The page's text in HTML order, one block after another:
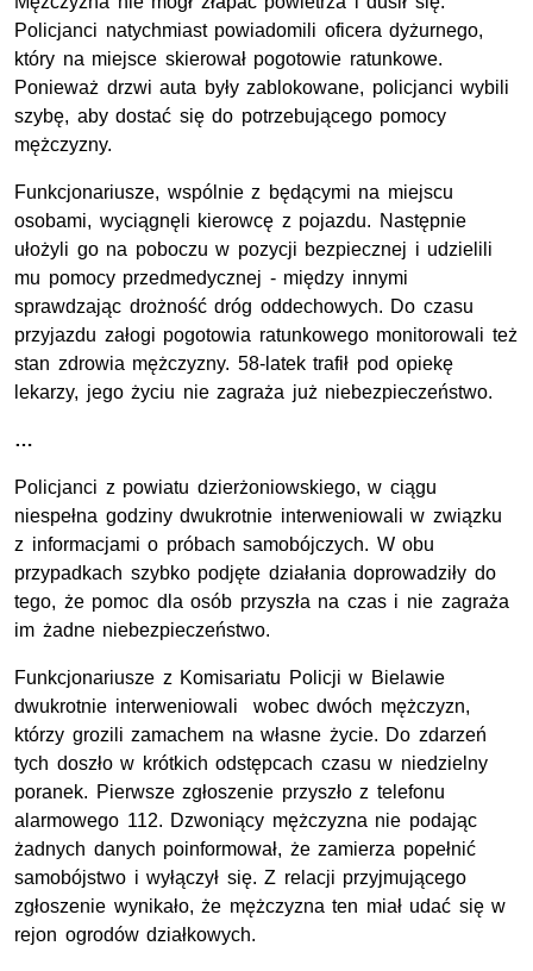
Policjanci natychmiast powiadomili oficera dyżurnego,
który na miejsce skierował pogotowie ratunkowe.
Ponieważ drzwi auta były zablokowane, policjanci wybili
szybę, aby dostać się do potrzebującego pomocy
mężczyzny.
Funkcjonariusze, wspólnie z będącymi na miejscu
osobami, wyciągnęli kierowcę z pojazdu. Następnie
ułożyli go na poboczu w pozycji bezpiecznej i udzielili
mu pomocy przedmedycznej - między innymi
sprawdzając drożność dróg oddechowych. Do czasu
przyjazdu załogi pogotowia ratunkowego monitorowali też
stan zdrowia mężczyzny. 58-latek trafił pod opiekę
lekarzy, jego życiu nie zagraża już niebezpieczeństwo.
…
Policjanci z powiatu dzierżoniowskiego, w ciągu
niespełna godziny dwukrotnie interweniowali w związku
z informacjami o próbach samobójczych. W obu
przypadkach szybko podjęte działania doprowadziły do
tego, że pomoc dla osób przyszła na czas i nie zagraża
im żadne niebezpieczeństwo.
Funkcjonariusze z Komisariatu Policji w Bielawie
dwukrotnie interweniowali wobec dwóch mężczyzn,
którzy grozili zamachem na własne życie. Do zdarzeń
tych doszło w krótkich odstępcach czasu w niedzielny
poranek. Pierwsze zgłoszenie przyszło z telefonu
alarmowego 112. Dzwoniący mężczyzna nie podając
żadnych danych poinformował, że zamierza popełnić
samobójstwo i wyłączył się. Z relacji przyjmującego
zgłoszenie wynikało, że mężczyzna ten miał udać się w
rejon ogrodów działkowych.